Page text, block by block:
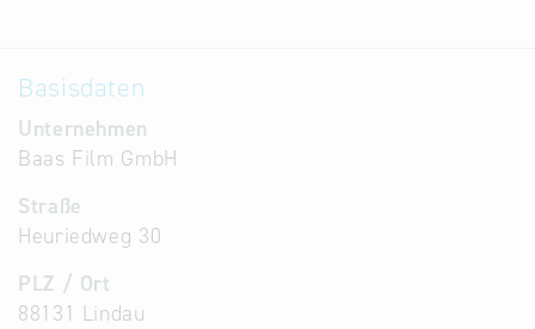
Basisdaten
Unternehmen
Baas Film GmbH
Straße
Heuriedweg 30
PLZ / Ort
88131 Lindau